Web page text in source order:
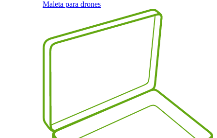
Maleta para drones